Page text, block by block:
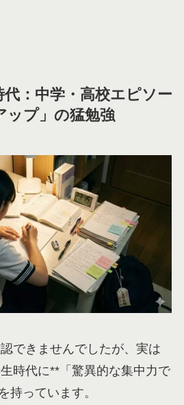
：中学・高校エピソー
ップ」の猛勉強
できませんでしたが、実は
時代に**「驚異的な集中力で
持っています。